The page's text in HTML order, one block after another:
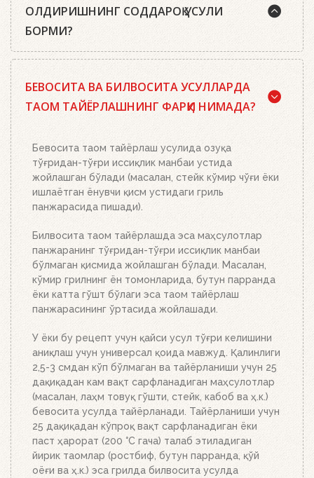
ОЛДИРИШНИНГ СОДДАРОҚ УСУЛИ
БОРМИ?
Weber кўмир брикетларидан, ўт олдириш
кубиклари, ҳамда бизнинг ўт олдириш
мосламамиздан фойдаланинг. Ўт олдириш
брикетлар билан тўлдиринг, кўмир панжараси
устига икки-учта ўт олдириш кубикидан қўйинг ва
уларни ёқинг. Устига кўмир ёки брикетлар билан
тўлдирилган ўт олдириш мосламасини қўйинг.
Бошқа ҳеч нима қилишнинг ҳожати йўқ. Ёқилғи,
дақиқада тўлиқ ёниб тугайди. Устки кўмир қизил
тусга кириб, брикетлар эса кул билан
қопланганда, кўмирни панжара устига тўкинг.
Аъло даражада иссиқлик беради!
БЕВОСИТА ВА БИЛВОСИТА УСУЛЛАРДА
ТАОМ ТАЙЁРЛАШНИНГ ФАРҚИ НИМАДА?
Бевосита таом тайёрлаш усулида озуқа
тўғридан-тўғри иссиқлик манбаи устида
жойлашган бўлади (масалан, стейк кўмир чўғи ёки
ишлаётган ёнувчи қисм устидаги гриль
панжарасида пишади).
Билвосита таом тайёрлашда эса маҳсулотлар
панжаранинг тўғридан-тўғри иссиқлик манбаи
бўлмаган қисмида жойлашган бўлади. Масалан,
кўмир грилнинг ён томонларида, бутун парранда
ёки катта гўшт бўлаги эса таом тайёрлаш
панжарасининг ўртасида жойлашади.
У ёки бу рецепт учун қайси усул тўғри келишини
аниқлаш учун универсал қоида мавжуд. Қалинлиги
2,5-3 смдан кўп бўлмаган ва тайёрланиши учун 25
дақиқадан кам вақт сарфланадиган маҳсулотлар
(масалан, лаҳм товуқ гўшти, стейк, кабоб ва ҳ.к.)
бевосита усулда тайёрланади. Тайёрланиши учун
25 дақиқадан кўпроқ вақт сарфланадиган ёки
паст ҳарорат (200 °C гача) талаб этиладиган
йирик таомлар (ростбиф, бутун парранда, қўй
оёғи ва ҳ.к.) эса грилда билвосита усулда